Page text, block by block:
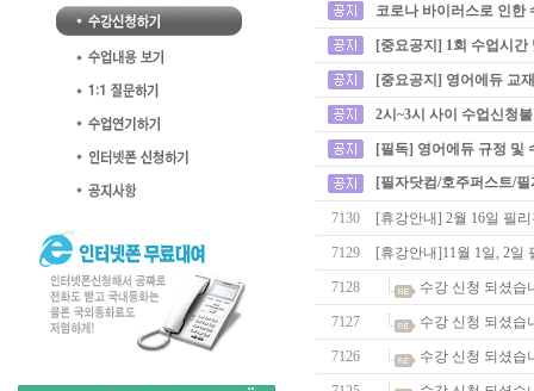
코로나 바이러스로 인한
[중요공지] 1회 수업시
[중요공지] 영어에듀 교
2시~3시 사이 수업신청
[필독] 영어에듀 규정 및
[필자닷컴/호주퍼스트/
7130 [휴강안내] 2월 16일 필
7129 [휴강안내]11월 1일, 2일
7128 수강 신청 되셨습
7127 수강 신청 되셨습
7126 수강 신청 되셨습